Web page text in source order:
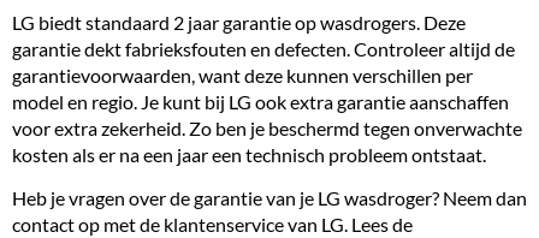
LG biedt standaard 2 jaar garantie op wasdrogers. Deze
garantie dekt fabrieksfouten en defecten. Controleer altijd de
garantievoorwaarden, want deze kunnen verschillen per
model en regio. Je kunt bij LG ook extra garantie aanschaffen
voor extra zekerheid. Zo ben je beschermd tegen onverwachte
kosten als er na een jaar een technisch probleem ontstaat.
Heb je vragen over de garantie van je LG wasdroger? Neem dan
contact op met de klantenservice van LG. Lees de